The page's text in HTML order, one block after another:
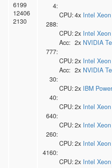
6199
12406
2130
4:
CPU:4x Intel
288:
CPU:2x Intel
Acc: 2x NVIDIA
777:
CPU:2x Intel
Acc: 2x NVIDIA
30:
CPU:2x IBM
40:
CPU:2x Intel
640:
CPU:2x Intel
260:
CPU:2x Intel
4160:
CPU:2x Intel